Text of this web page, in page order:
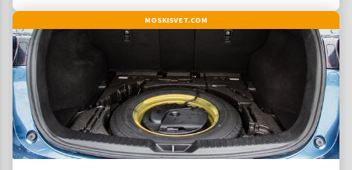
MOSKISVET.COM